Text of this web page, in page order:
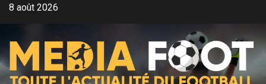
Aller8 août 2026